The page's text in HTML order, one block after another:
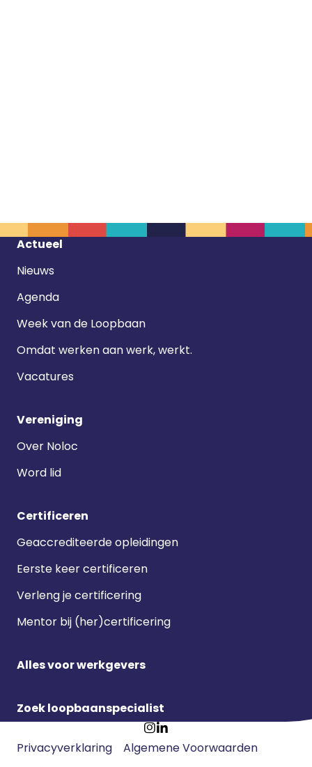
Footer
Actueel
Nieuws
Agenda
Week van de Loopbaan
Omdat werken aan werk, werkt.
Vacatures
Vereniging
Over Noloc
Word lid
Certificeren
Geaccrediteerde opleidingen
Eerste keer certificeren
Verleng je certificering
Mentor bij (her)certificering
Alles voor werkgevers
Zoek loopbaanspecialist
GaGa
Footer
Privacyverklaring
Algemene Voorwaarden